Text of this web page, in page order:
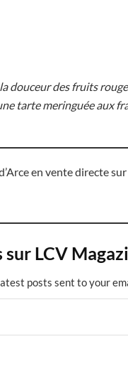
douceur des fruits
tarte meringuée aux
en vente directe sur
sur LCV
posts sent to your